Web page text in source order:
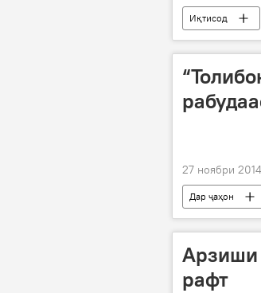
Иқтисод
27 ноябри
Дар ҷаҳон
Арзиши
рафт